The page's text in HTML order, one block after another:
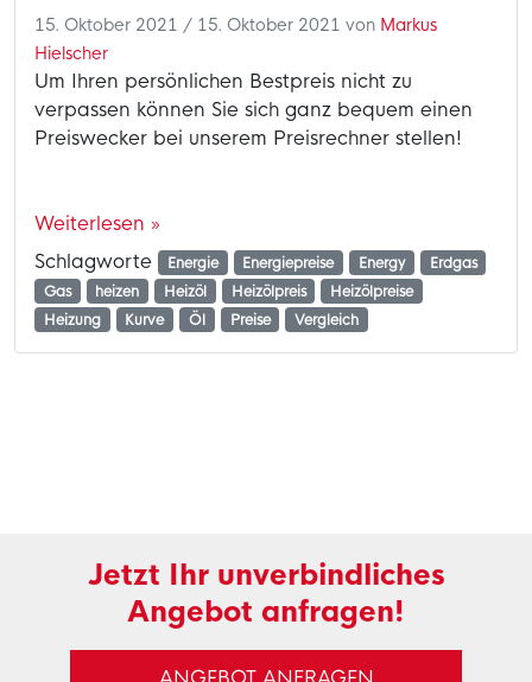
15. Oktober 2021 / 15. Oktober 2021 von Markus
Hielscher
Um Ihren persönlichen Bestpreis nicht zu
verpassen können Sie sich ganz bequem einen
Preiswecker bei unserem Preisrechner stellen!
Weiterlesen »
Schlagworte
Energie Energiepreise Energy
Erdgas
Gas
heizen Heizöl Heizölpreis
Heizölpreise
Heizung
Kurve Öl Preise Vergleich
Jetzt Ihr unverbindliches
Angebot anfragen!